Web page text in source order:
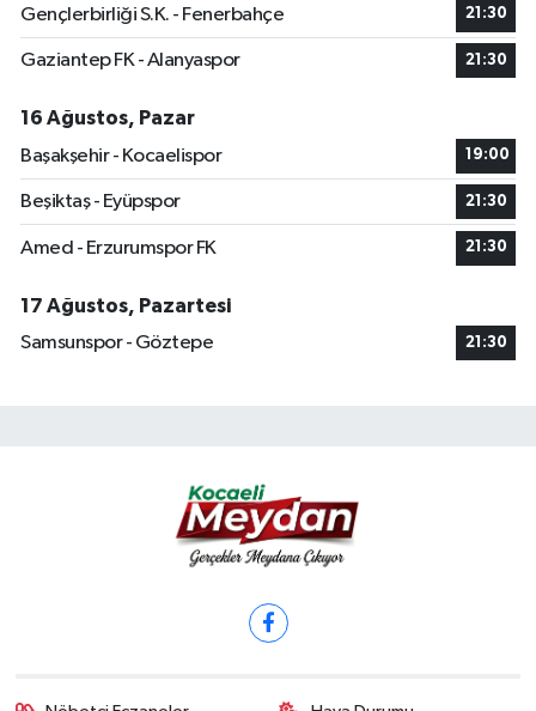
Gençlerbirliği S.K. - Fenerbahçe 21:30
Gaziantep FK - Alanyaspor 21:30
16 Ağustos, Pazar
Başakşehir - Kocaelispor
19:00
Beşiktaş - Eyüpspor 21:30
Amed - Erzurumspor FK 21:30
17 Ağustos, Pazartesi
Samsunspor - Göztepe
21:30